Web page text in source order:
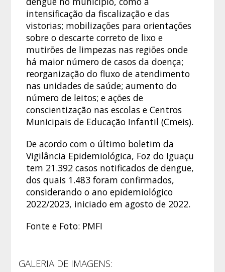
intensificação da fiscalização e das
vistorias; mobilizações para orientações
sobre o descarte correto de lixo e
mutirões de limpezas nas regiões onde
há maior número de casos da doença;
reorganização do fluxo de atendimento
nas unidades de saúde; aumento do
número de leitos; e ações de
conscientização nas escolas e Centros
Municipais de Educação Infantil (Cmeis).
De acordo com o último boletim da
Vigilância Epidemiológica, Foz do Iguaçu
tem 21.392 casos notificados de dengue,
dos quais 1.483 foram confirmados,
considerando o ano epidemiológico
2022/2023, iniciado em agosto de 2022.
Fonte e Foto: PMFI
GALERIA DE IMAGENS: